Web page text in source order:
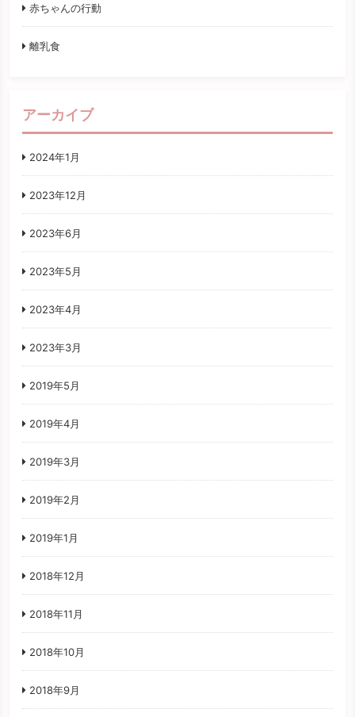
赤ちゃんの行動
離乳食
アーカイブ
2024年1月
2023年12月
2023年6月
2023年5月
2023年4月
2023年3月
2019年5月
2019年4月
2019年3月
2019年2月
2019年1月
2018年12月
2018年11月
2018年10月
2018年9月